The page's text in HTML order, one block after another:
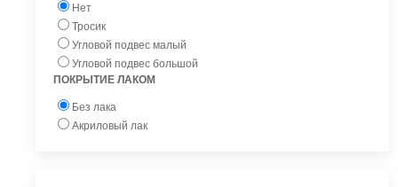
Нет
Тросик
Угловой подвес малый
Угловой подвес большой
ПОКРЫТИЕ ЛАКОМ
Без лака
Акриловый лак